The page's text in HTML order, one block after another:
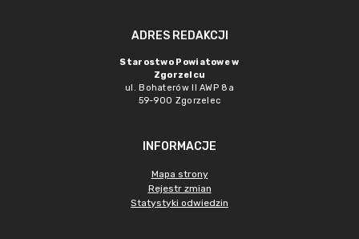
ADRES REDAKCJI
Starostwo Powiatowe w
Zgorzelcu
ul. Bohaterów II AWP 8a
59-900 Zgorzelec
INFORMACJE
Mapa strony
Rejestr zmian
Statystyki odwiedzin